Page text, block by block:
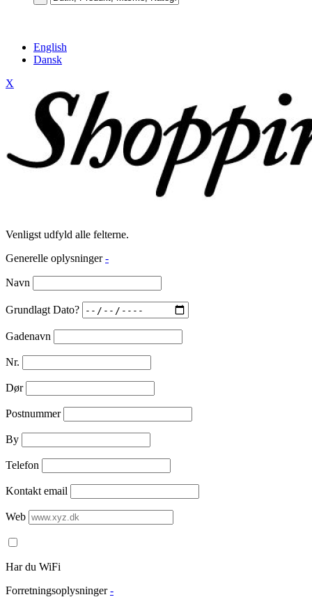
English
Dansk
X
Venligst udfyld alle felterne.
Generelle oplysninger -
Navn
Grundlagt Dato?
Gadenavn
Nr.
Dør
Postnummer
By
Telefon
Kontakt email
Web
Har du WiFi
Forretningsoplysninger -